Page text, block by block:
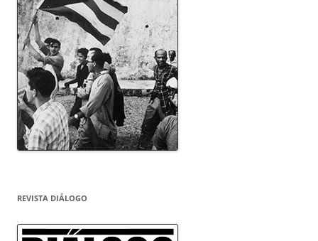
REVISTA DIÁLOGO